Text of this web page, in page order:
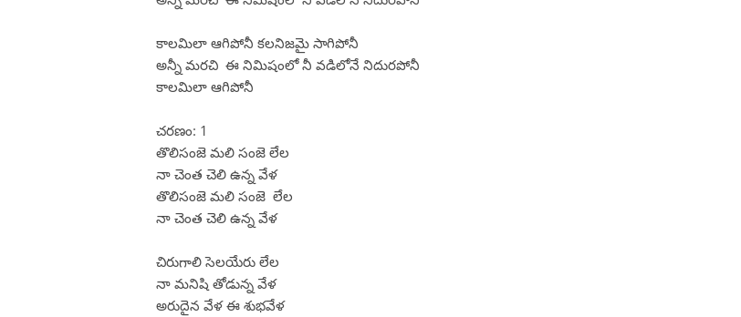
కాలమిలా ఆగిపోనీ కలనిజమై సాగిపోనీ
అన్నీ మరచి ఈ నిమిషంలో నీ వడిలోనే నిదురపోనీ
కాలమిలా ఆగిపోనీ
చరణం: 1
తొలిసంజె మలి సంజె లేల
నా చెంత చెలి ఉన్న వేళ
తొలిసంజె మలి సంజె లేల
నా చెంత చెలి ఉన్న వేళ
చిరుగాలి సెలయేరు లేల
నా మనిషి తోడున్న వేళ
అరుదైన వేళ ఈ శుభవేళ